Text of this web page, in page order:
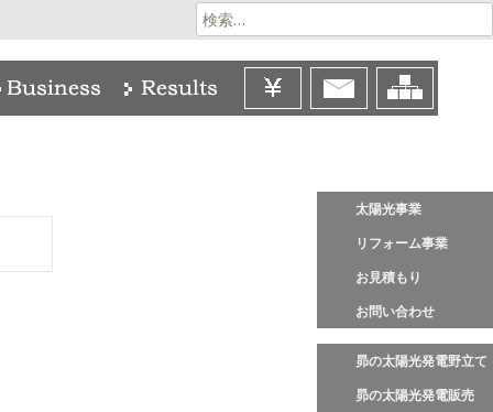
太陽光事業
リフォーム事業
お見積もり
お問い合わせ
昴の太陽光発電野立て
昴の太陽光発電販売
検
索: